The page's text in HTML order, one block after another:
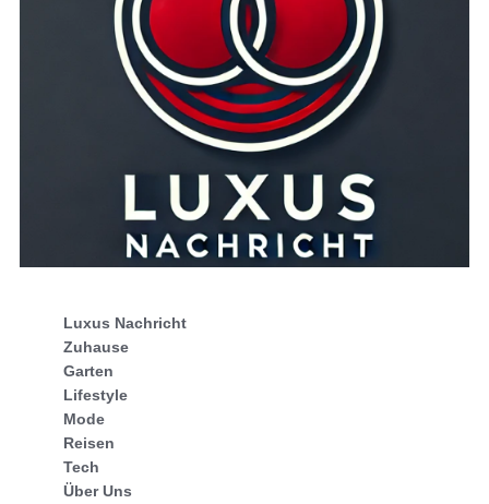
Luxus Nachricht
Zuhause
Garten
Lifestyle
Mode
Reisen
Tech
Über Uns